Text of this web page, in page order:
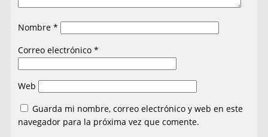
Nombre*
Correo electrónico*
Web
Guarda mi nombre, correo electrónico y web en este
navegador para la próxima vez que comente.